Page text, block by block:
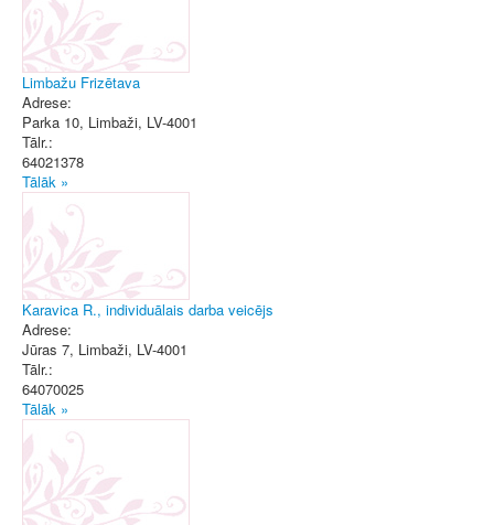
Limbažu Frizētava
Adrese:
Parka 10, Limbaži, LV-4001
Tālr.:
64021378
Tālāk »
Karavica R., individuālais darba veicējs
Adrese:
Jūras 7, Limbaži, LV-4001
Tālr.:
64070025
Tālāk »